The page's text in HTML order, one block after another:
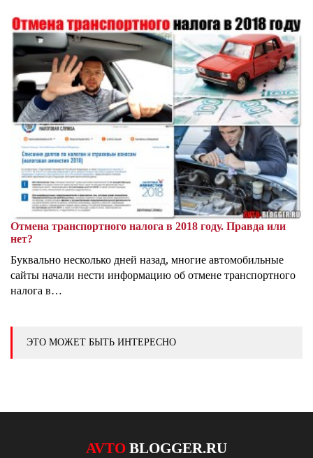
Отмена транспортного налога в 2018 году. Правда или
нет?
Буквально несколько дней назад, многие автомобильные
сайты начали нести информацию об отмене транспортного
налога в…
ЭТО МОЖЕТ БЫТЬ ИНТЕРЕСНО
AVTO BLOGGER.RU